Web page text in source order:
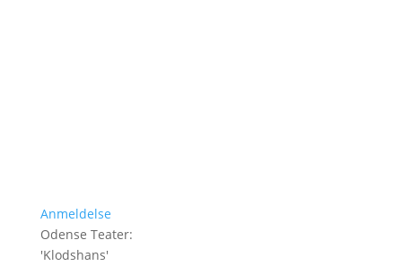
Anmeldelse
Odense Teater:
'Klodshans'